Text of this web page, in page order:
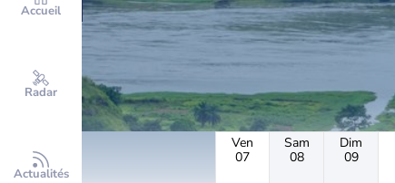
Accueil
Radar
Actualités
Ven
07
Sam
08
Dim
09